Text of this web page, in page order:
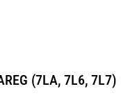
(7LA, 7L6, 7L7)